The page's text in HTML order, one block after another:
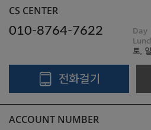
CS CENTER
010-8764-7622
Day
토,
ACCOUNT NUMBER